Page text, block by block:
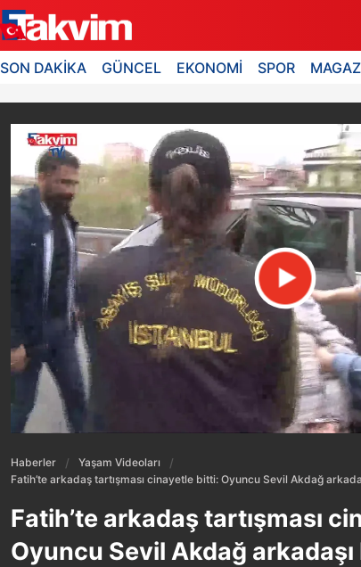
SON DAKİKA GÜNCEL EKONOMİ SPOR
Haberler
Yaşam Videoları
Fatih’te arkadaş tartışması cinayetle bitti: Oyuncu Sevil Akdağ
Fatih’te arkadaş tartışması
Oyuncu Sevil Akdağ arkadaşı